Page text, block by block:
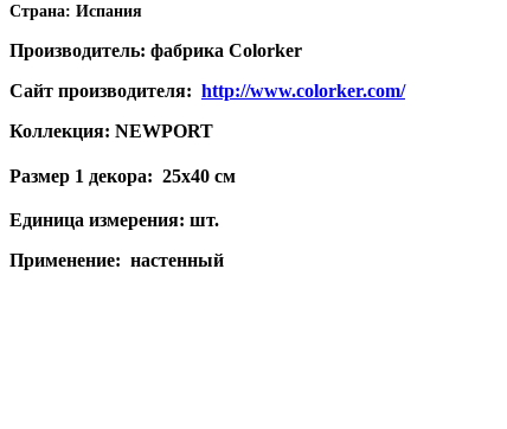
Страна: Испания
Производитель: фабрика Colorker
Сайт производителя: http://www.colorker.com/
Коллекция: NEWPORT
Размер 1 декора: 25x40 см
Единица измерения: шт.
Применение: настенный